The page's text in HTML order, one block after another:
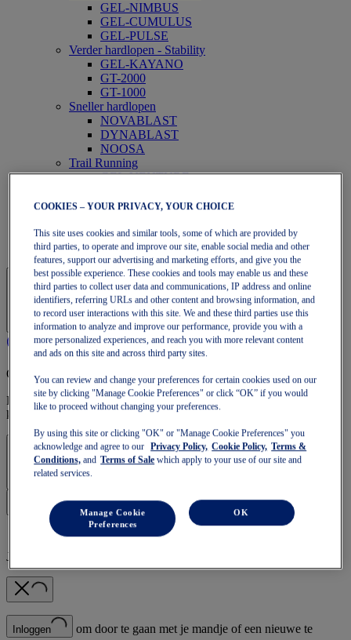
GEL-NIMBUS
GEL-CUMULUS
GEL-PULSE
Verder hardlopen - Stability
GEL-KAYANO
GT-2000
GT-1000
Sneller hardlopen
NOVABLAST
DYNABLAST
NOOSA
Trail Running
GEL-VENTURE
GEL-SONOMA
GEL-QUANTUM
JAPAN S
OneASICS-lidmaatschap
Profiteer van gratis verzending, gratis retourneren, exclusieve
kortingen en meer met OneASICS™-voordelen.
Inloggen | Account Aanmaken
Je tas is leeg
Inloggen
om door te gaan met je mandje of een nieuwe te
COOKIES – YOUR PRIVACY, YOUR CHOICE
This site uses cookies and similar tools, some of which are provided by
third parties, to operate and improve our site, enable social media and other
features, support our advertising and marketing efforts, and give you the
best possible experience. These cookies and tools may enable us and these
third parties to collect user data and communications, IP address and online
identifiers, referring URLs and other content and browsing information, and
to record user interactions with this site. We and these third parties use this
information to analyze and improve our performance, provide you with a
more personalized experiences, and reach you with more relevant content
and ads on this site and across third party sites.
You can review and change your preferences for certain cookies used on our
site by clicking "Manage Cookie Preferences" or click “OK” if you would
like to proceed without changing your preferences.
By using this site or clicking "OK" or "Manage Cookie Preferences" you
acknowledge and agree to our
Privacy Policy, Cookie Policy, Terms &
Conditions, and Terms of Sale which apply to your use of our site and
related services.
Manage Cookie
Preferences
OK